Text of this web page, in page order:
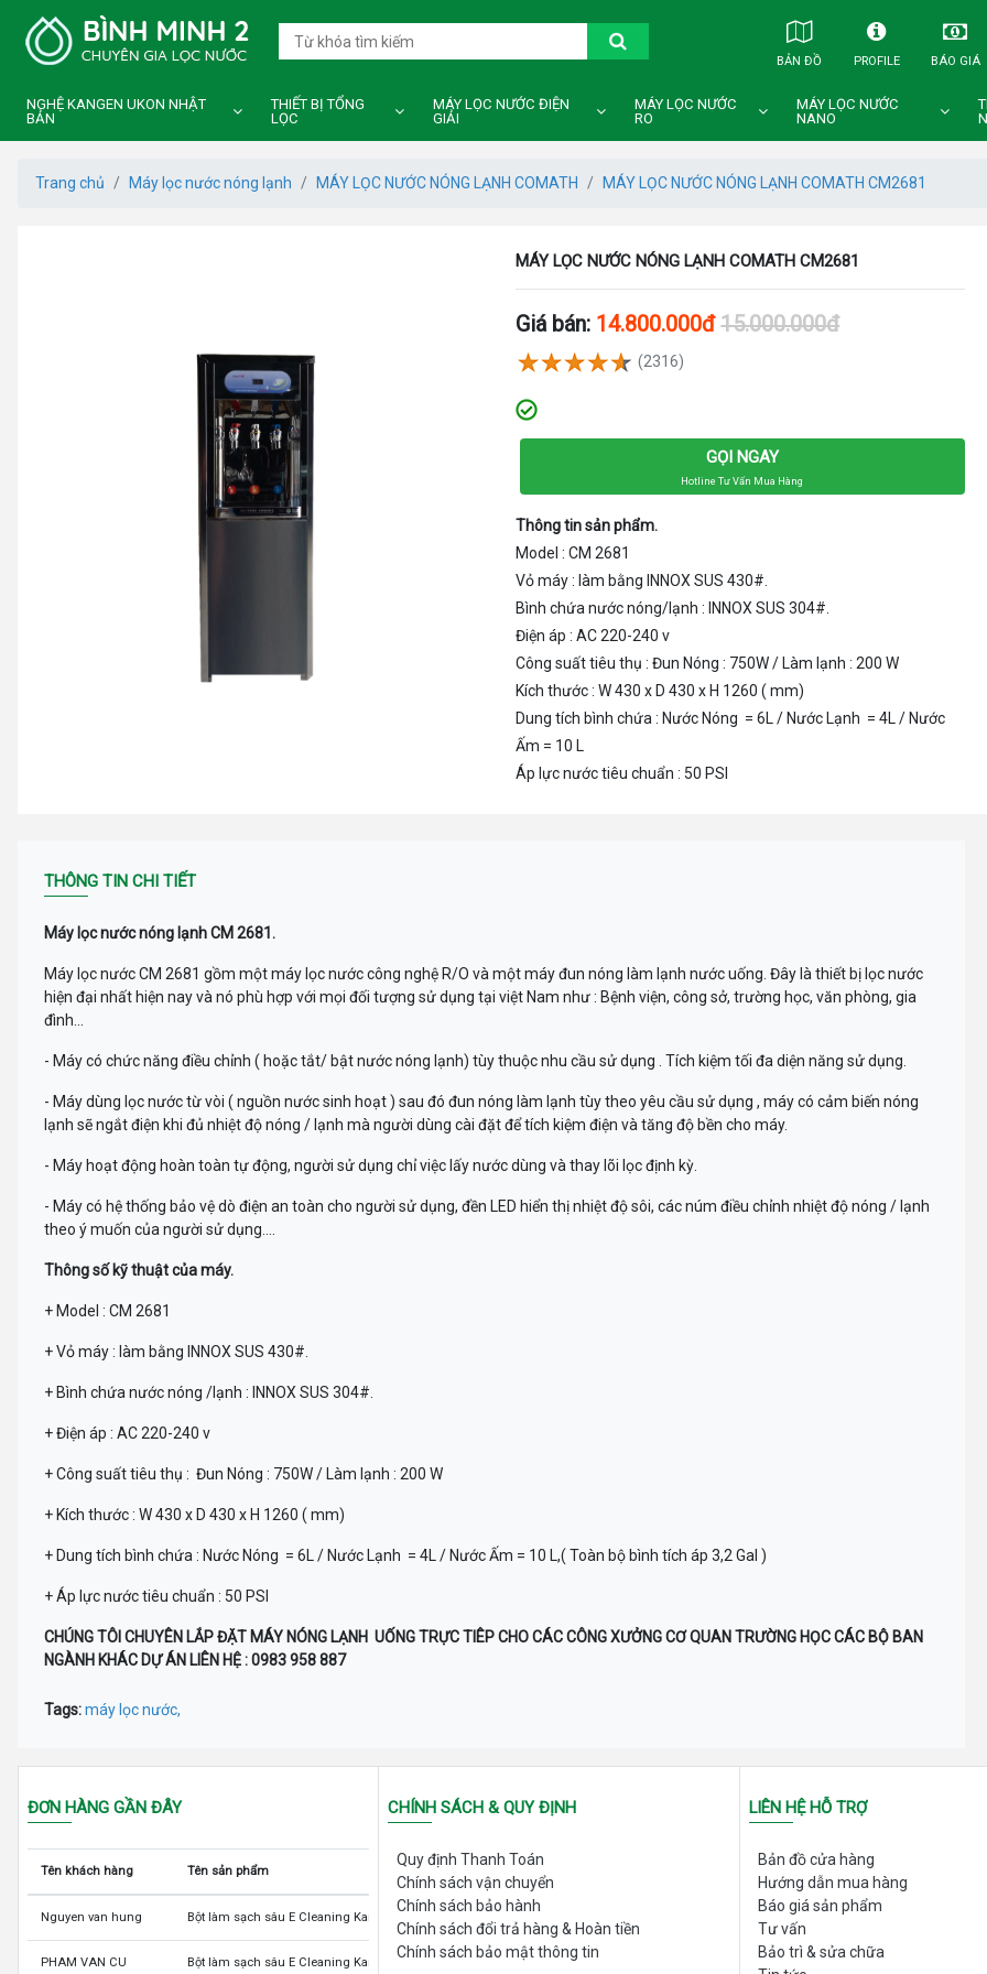
BẢN ĐỒ PROFILE BÁO GIÁ
NGHỆ KANGEN UKON NHẬT
BẢN
THIẾT BỊ TỔNG
LỌC
MÁY LỌC NƯỚC ĐIỆN
GIẢI
MÁY LỌC NƯỚC
RO
MÁY LỌC NƯỚC
NANO
Trang chủ Máy lọc nước nóng lạnh MÁY LỌC NƯỚC NÓNG LẠNH COMATH MÁY LỌC NƯỚC NÓNG LẠNH COMATH CM2681
MÁY LỌC NƯỚC NÓNG LẠNH COMATH CM2681
Giá bán: 14.800.000đ 15.000.000đ
(2316)
GỌI NGAY
Hotline Tư Vấn Mua Hàng
Thông tin sản phẩm.
Model : CM 2681
Vỏ máy : làm bằng INNOX SUS 430#.
Bình chứa nước nóng/lạnh : INNOX SUS 304#.
Điện áp : AC 220-240 v
Công suất tiêu thụ : Đun Nóng : 750W / Làm lạnh : 200 W
Kích thước : W 430 x D 430 x H 1260 ( mm)
Dung tích bình chứa : Nước Nóng = 6L / Nước Lạnh = 4L / Nước
Ấm = 10 L
Áp lực nước tiêu chuẩn : 50 PSI
THÔNG TIN CHI TIẾT
Máy lọc nước nóng lạnh CM 2681.
Máy lọc nước CM 2681 gồm một máy lọc nước công nghệ R/O và một máy đun nóng làm lạnh nước uống. Đây là thiết bị lọc nước
hiện đại nhất hiện nay và nó phù hợp với mọi đối tượng sử dụng tại việt Nam như : Bệnh viện, công sở, trường học, văn phòng, gia
đình...
- Máy có chức năng điều chỉnh ( hoặc tắt/ bật nước nóng lạnh) tùy thuộc nhu cầu sử dụng . Tích kiệm tối đa diện năng sử dụng.
- Máy dùng lọc nước từ vòi ( nguồn nước sinh hoạt ) sau đó đun nóng làm lạnh tùy theo yêu cầu sử dụng , máy có cảm biến nóng
lạnh sẽ ngắt điện khi đủ nhiệt độ nóng / lạnh mà người dùng cài đặt để tích kiệm điện và tăng độ bền cho máy.
- Máy hoạt động hoàn toàn tự động, người sử dụng chỉ việc lấy nước dùng và thay lõi lọc định kỳ.
- Máy có hệ thống bảo vệ dò điện an toàn cho người sử dụng, đền LED hiển thị nhiệt độ sôi, các núm điều chỉnh nhiệt độ nóng / lạnh
theo ý muốn của người sử dụng....
Thông số kỹ thuật của máy.
+ Model : CM 2681
+ Vỏ máy : làm bằng INNOX SUS 430#.
+ Bình chứa nước nóng /lạnh : INNOX SUS 304#.
+ Điện áp : AC 220-240 v
+ Công suất tiêu thụ : Đun Nóng : 750W / Làm lạnh : 200 W
+ Kích thước : W 430 x D 430 x H 1260 ( mm)
+ Dung tích bình chứa : Nước Nóng = 6L / Nước Lạnh = 4L / Nước Ấm = 10 L,( Toàn bộ bình tích áp 3,2 Gal )
+ Áp lực nước tiêu chuẩn : 50 PSI
CHÚNG TÔI CHUYÊN LẮP ĐẶT MÁY NÓNG LẠNH UỐNG TRỰC TIÊP CHO CÁC CÔNG XƯỞNG CƠ QUAN TRƯỜNG HỌC CÁC BỘ BAN
NGÀNH KHÁC DỰ ÁN LIÊN HỆ : 0983 958 887
Tags:máy lọc nước,
ĐƠN HÀNG GẦN ĐÂY
Tên khách hàng Tên sản phẩm
Nguyen van hung Bột làm sạch sâu E Cleaning Kangen LeveLuk và K8
PHAM VAN CU Bột làm sạch sâu E Cleaning Kangen LeveLuk và K8 55.000đ
CHÍNH SÁCH & QUY ĐỊNH
Quy định Thanh Toán
Chính sách vận chuyển
Chính sách bảo hành
Chính sách đổi trả hàng & Hoàn tiền
Chính sách bảo mật thông tin
LIÊN HỆ HỖ TRỢ
Bản đồ cửa hàng
Hướng dẫn mua hàng
Báo giá sản phẩm
Tư vấn
Bảo trì & sửa chữa